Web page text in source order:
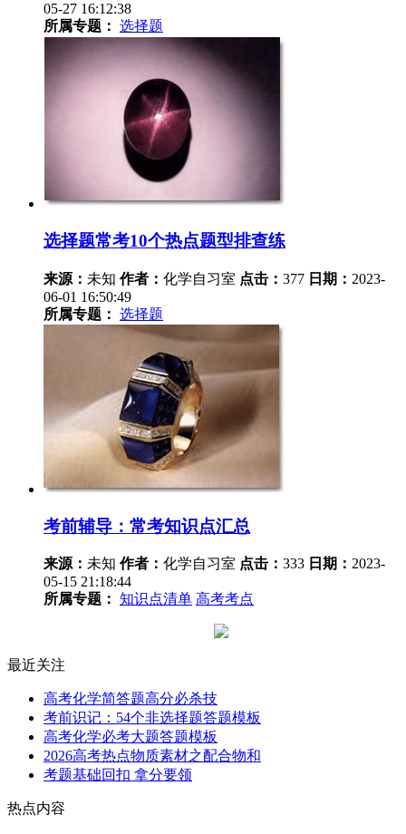
05-27 16:12:38
所属专题： 选择题
选择题常考10个热点题型排查练
来源： 未知 作者： 化学自习室 点击： 377 日期： 2023-
06-01 16:50:49
所属专题： 选择题
考前辅导：常考知识点汇总
来源： 未知 作者： 化学自习室 点击： 333 日期： 2023-
05-15 21:18:44
所属专题： 知识点清单 高考考点
最近关注
高考化学简答题高分必杀技
考前识记：54个非选择题答题模板
高考化学必考大题答题模板
2026高考热点物质素材之配合物和
考题基础回扣 拿分要领
热点内容